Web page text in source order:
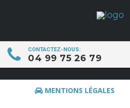
CONTACTEZ-NOUS:
04 99 75 26 79
MENTIONS LÉGALES